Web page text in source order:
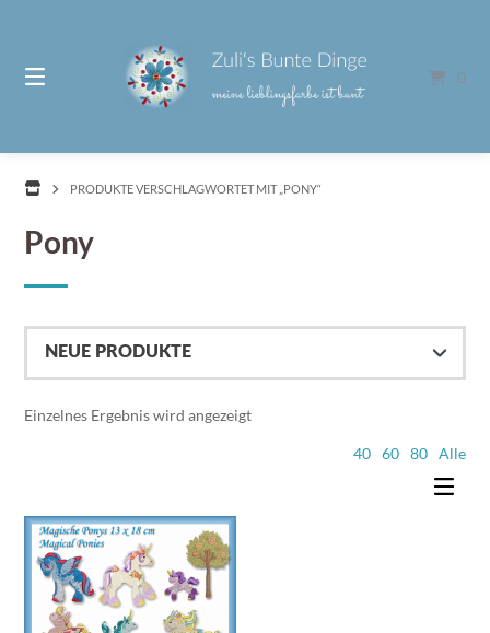
0
PRODUKTE VERSCHLAGWORTET MIT „PONY“
Pony
Einzelnes Ergebnis wird angezeigt
40 60 80 Alle